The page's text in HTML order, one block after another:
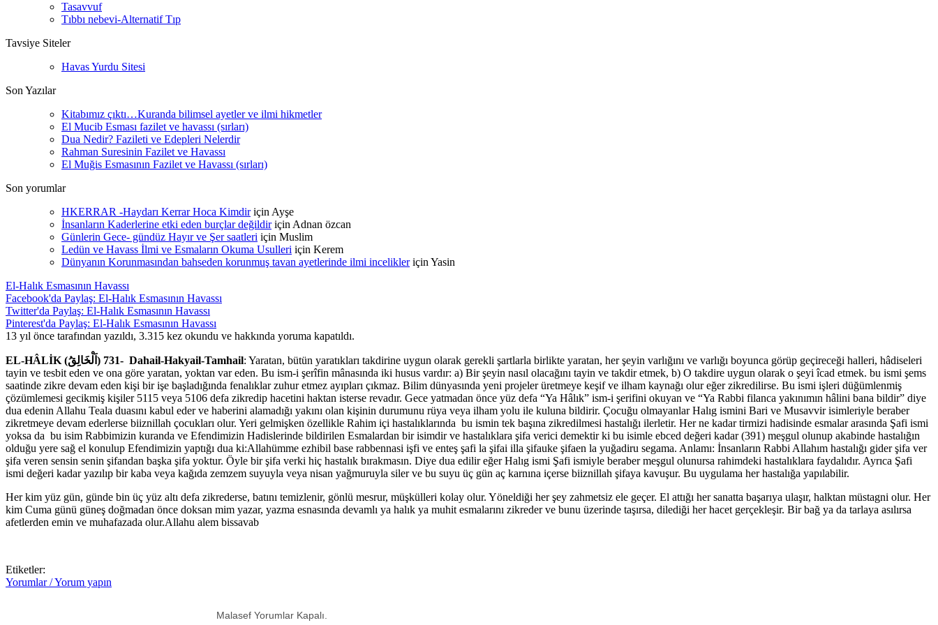
Tasavvuf
Tıbbı nebevi-Alternatif Tıp
Tavsiye Siteler
Havas Yurdu Sitesi
Son Yazılar
Kitabımız çıktı…Kuranda bilimsel ayetler ve ilmi hikmetler
El Mucib Esması fazilet ve havassı (sırları)
Dua Nedir? Fazileti ve Edepleri Nelerdir
Rahman Suresinin Fazilet ve Havassı
El Muğis Esmasının Fazilet ve Havassı (sırları)
Son yorumlar
HKERRAR -Haydarı Kerrar Hoca Kimdiriçin Ayşe
İnsanların Kaderlerine etki eden burçlar değildiriçin Adnan özcan
Günlerin Gece- gündüz Hayır ve Şer saatleri için Muslim
Ledün ve Havass İlmi ve Esmaların Okuma Usulleri için Kerem
Dünyanın Korunmasından bahseden korunmuş tavan ayetlerinde ilmi incelikleriçin Yasin
El-Halık Esmasının Havassı
Facebook'da Paylaş: El-Halık Esmasının Havassı
Twitter'da Paylaş: El-Halık Esmasının Havassı
Pinterest'da Paylaş: El-Halık Esmasının Havassı
13 yıl önce tarafından yazıldı, 3.315 kez okundu ve hakkında yoruma kapatıldı.
EL-HÂLİK (اَلْخَالِقُ) 731- Dahail-Hakyail-Tamhail: Yaratan, bütün yaratıkları takdirine uygun olarak gerekli şartlarla birlikte yaratan, her şeyin varlığını ve varlığı boyunca görüp geçireceği halleri, hâdiseleri
tayin ve tesbit eden ve ona göre yaratan, yoktan var eden. Bu ism-i şerîfin mânasında iki husus vardır: a) Bir şeyin nasıl olacağını tayin ve takdir etmek, b) O takdire uygun olarak o şeyi îcad etmek. bu ismi şems
saatinde zikre devam eden kişi bir işe başladığında fenalıklar zuhur etmez ayıpları çıkmaz. Bilim dünyasında yeni projeler üretmeye keşif ve ilham kaynağı olur eğer zikredilirse. Bu ismi işleri düğümlenmiş
çözümlemesi gecikmiş kişiler 5115 veya 5106 defa zikredip hacetini haktan isterse revadır. Gece yatmadan önce yüz defa “Ya Hâlık” ism-i şerifini okuyan ve “Ya Rabbi filanca yakınımın hâlini bana bildir” diye
dua edenin Allahu Teala duasını kabul eder ve haberini alamadığı yakını olan kişinin durumunu rüya veya ilham yolu ile kuluna bildirir. Çocuğu olmayanlar Halıg ismini Bari ve Musavvir isimleriyle beraber
zikretmeye devam ederlerse biiznillah çocukları olur. Yeri gelmişken özellikle Rahim içi hastalıklarında bu ismin tek başına zikredilmesi hastalığı ilerletir. Her ne kadar tirmizi hadisinde esmalar arasında Şafi ismi
yoksa da bu isim Rabbimizin kuranda ve Efendimizin Hadislerinde bildirilen Esmalardan bir isimdir ve hastalıklara şifa verici demektir ki bu isimle ebced değeri kadar (391) meşgul olunup akabinde hastalığın
olduğu yere sağ el konulup Efendimizin yaptığı dua ki:Allahümme ezhibil base rabbennasi işfi ve enteş şafi la şifai illa şifauke şifaen la yuğadiru segama. Anlamı: İnsanların Rabbi Allahım hastalığı gider şifa ver
şifa veren sensin senin şifandan başka şifa yoktur. Öyle bir şifa verki hiç hastalık bırakmasın. Diye dua edilir eğer Halıg ismi Şafi ismiyle beraber meşgul olunursa rahimdeki hastalıklara faydalıdır. Ayrıca Şafi
ismi değeri kadar yazılıp bir kaba veya kağıda zemzem suyuyla veya nisan yağmuruyla siler ve bu suyu üç gün aç karnına içerse biiznillah şifaya kavuşur. Bu uygulama her hastalığa yapılabilir.
Her kim yüz gün, günde bin üç yüz altı defa zikrederse, batını temizlenir, gönlü mesrur, müşkülleri kolay olur. Yöneldiği her şey zahmetsiz ele geçer. El attığı her sanatta başarıya ulaşır, halktan müstagni olur. Her
kim Cuma günü güneş doğmadan önce doksan mim yazar, yazma esnasında devamlı ya halık ya muhit esmalarını zikreder ve bunu üzerinde taşırsa, dilediği her hacet gerçekleşir. Bir bağ ya da tarlaya asılırsa
afetlerden emin ve muhafazada olur.Allahu alem bissavab
Etiketler:
Yorumlar / Yorum yapın
Malasef Yorumlar Kapalı.